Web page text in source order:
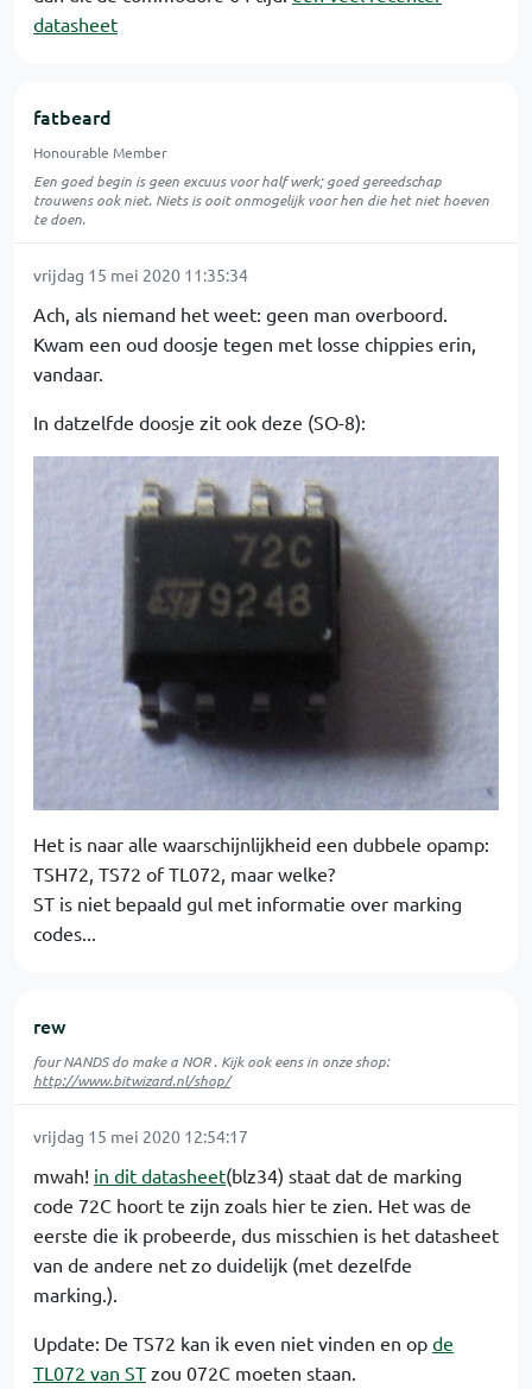
datasheet
fatbeard
Honourable Member
Een goed begin is geen excuus voor half werk; goed gereedschap
trouwens ook niet. Niets is ooit onmogelijk voor hen die het niet hoeven
te doen.
vrijdag 15 mei 2020 11:35:34
Ach, als niemand het weet: geen man overboord.
Kwam een oud doosje tegen met losse chippies erin,
vandaar.
In datzelfde doosje zit ook deze (SO-8):
Het is naar alle waarschijnlijkheid een dubbele opamp:
TSH72, TS72 of TL072, maar welke?
ST is niet bepaald gul met informatie over marking
codes...
rew
four NANDS do make a NOR . Kijk ook eens in onze shop:
http://www.bitwizard.nl/shop/
vrijdag 15 mei 2020 12:54:17
mwah! in dit datasheet(blz34) staat dat de marking
code 72C hoort te zijn zoals hier te zien. Het was de
eerste die ik probeerde, dus misschien is het datasheet
van de andere net zo duidelijk (met dezelfde
marking.).
Update: De TS72 kan ik even niet vinden en op de
TL072 van ST zou 072C moeten staan.